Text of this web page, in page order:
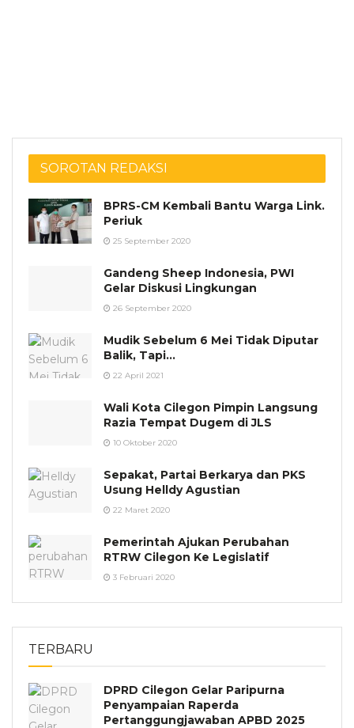
SOROTAN REDAKSI
BPRS-CM Kembali Bantu Warga Link.
Periuk
25 September 2020
Gandeng Sheep Indonesia, PWI
Gelar Diskusi Lingkungan
26 September 2020
Mudik Sebelum 6 Mei Tidak Diputar
Balik, Tapi…
22 April 2021
Wali Kota Cilegon Pimpin Langsung
Razia Tempat Dugem di JLS
10 Oktober 2020
Sepakat, Partai Berkarya dan PKS
Usung Helldy Agustian
22 Maret 2020
Pemerintah Ajukan Perubahan
RTRW Cilegon Ke Legislatif
3 Februari 2020
TERBARU
DPRD Cilegon Gelar Paripurna
Penyampaian Raperda
Pertanggungjawaban APBD 2025